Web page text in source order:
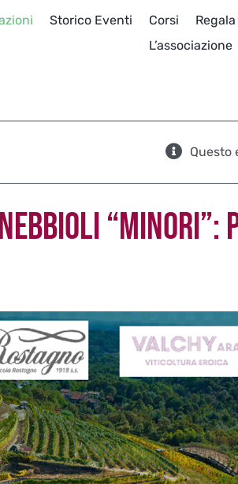
Storico Eventi Corsi
L’associazione
Questo
“MINORI”: